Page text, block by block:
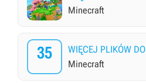
Minecraft
35
WIĘCEJ PLIKÓW DO
Minecraft